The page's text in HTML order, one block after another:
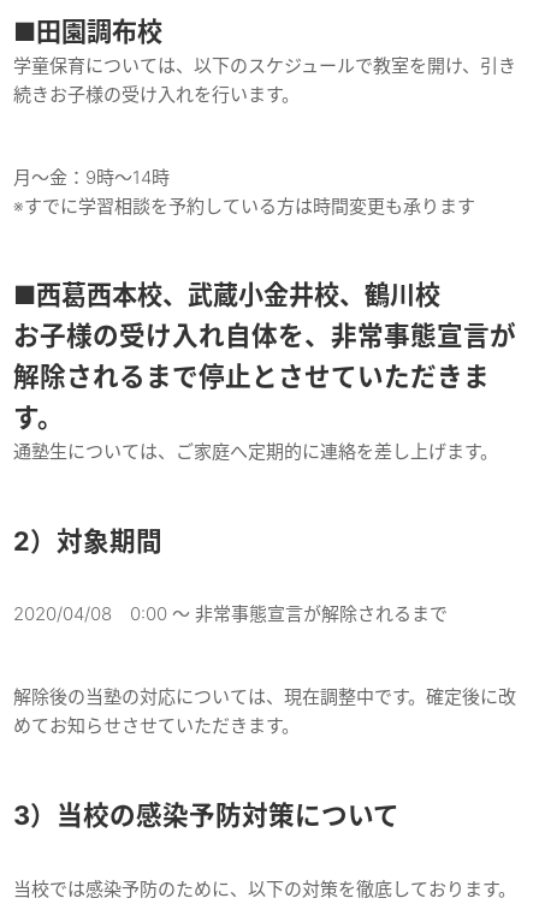
■田園調布校
学童保育については、以下のスケジュールで教室を開け、引き
続きお子様の受け入れを行います。
月〜金：9時〜14時
※すでに学習相談を予約している方は時間変更も承ります
■西葛西本校、武蔵小金井校、鶴川校
お子様の受け入れ自体を、非常事態宣言が
解除されるまで停止とさせていただきま
す。
通塾生については、ご家庭へ定期的に連絡を差し上げます。
2）対象期間
2020/04/08 0:00 〜 非常事態宣言が解除されるまで
解除後の当塾の対応については、現在調整中です。確定後に改
めてお知らせさせていただきます。
3）当校の感染予防対策について
当校では感染予防のために、以下の対策を徹底しております。